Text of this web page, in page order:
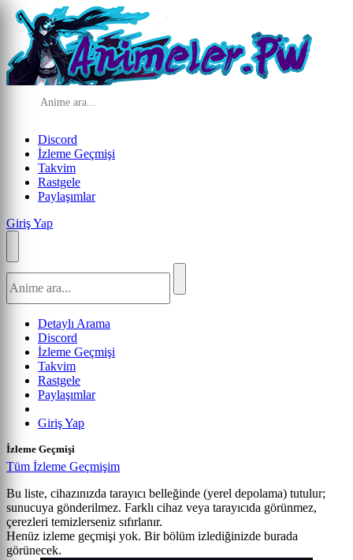
Discord
İzleme Geçmişi
Takvim
Rastgele
Paylaşımlar
Giriş Yap
Detaylı Arama
Discord
İzleme Geçmişi
Takvim
Rastgele
Paylaşımlar
Giriş Yap
İzleme Geçmişi
Tüm İzleme Geçmişim
Bu liste, cihazınızda tarayıcı belleğinde (yerel depolama) tutulur;
sunucuya gönderilmez. Farklı cihaz veya tarayıcıda görünmez,
çerezleri temizlerseniz sıfırlanır.
Henüz izleme geçmişi yok. Bir bölüm izlediğinizde burada
görünecek.